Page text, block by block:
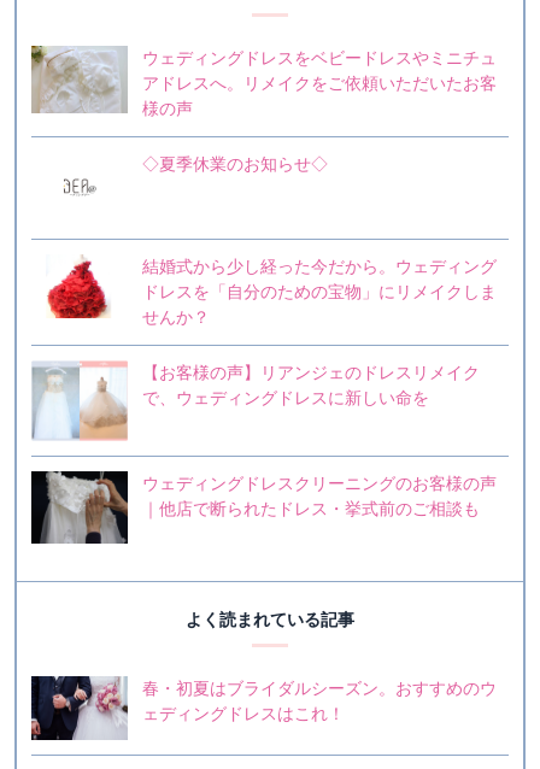
ウェディングドレスをベビードレスやミニチュ
アドレスへ。リメイクをご依頼いただいたお客
様の声
◇夏季休業のお知らせ◇
結婚式から少し経った今だから。ウェディング
ドレスを「自分のための宝物」にリメイクしま
せんか？
【お客様の声】リアンジェのドレスリメイク
で、ウェディングドレスに新しい命を
ウェディングドレスクリーニングのお客様の声
｜他店で断られたドレス・挙式前のご相談も
よく読まれている記事
春・初夏はブライダルシーズン。おすすめのウ
ェディングドレスはこれ！